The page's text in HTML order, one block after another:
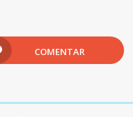
COMENTAR